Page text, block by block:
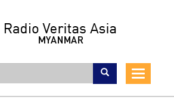
Toggle